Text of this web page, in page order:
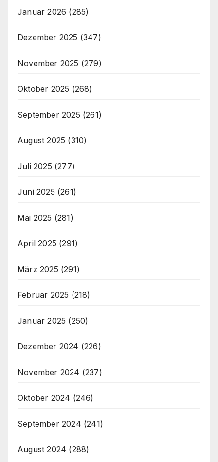
Januar 2026 (285)
Dezember 2025 (347)
November 2025 (279)
Oktober 2025 (268)
September 2025 (261)
August 2025 (310)
Juli 2025 (277)
Juni 2025 (261)
Mai 2025 (281)
April 2025 (291)
März 2025 (291)
Februar 2025 (218)
Januar 2025 (250)
Dezember 2024 (226)
November 2024 (237)
Oktober 2024 (246)
September 2024 (241)
August 2024 (288)